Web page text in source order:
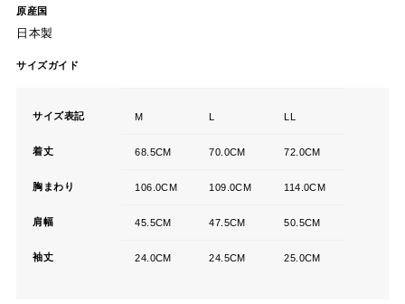
原産国
日本製
サイズガイド
サイズ表記 M L LL
着丈 68.5CM 70.0CM 72.0CM
胸まわり 106.0CM 109.0CM 114.0CM
肩幅 45.5CM 47.5CM 50.5CM
袖丈 24.0CM 24.5CM 25.0CM